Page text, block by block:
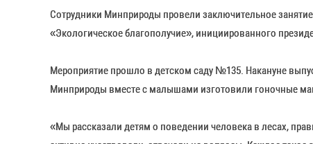
Сотрудники Минприроды провели заключительное
«Экологическое благополучие», инициированного
Мероприятие прошло в детском саду №135. Накануне
Минприроды вместе с малышами изготовили гоночные
«Мы рассказали детям о поведении человека в лесах,